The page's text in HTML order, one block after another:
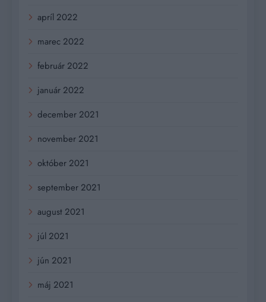
apríl 2022
marec 2022
február 2022
január 2022
december 2021
november 2021
október 2021
september 2021
august 2021
júl 2021
jún 2021
máj 2021